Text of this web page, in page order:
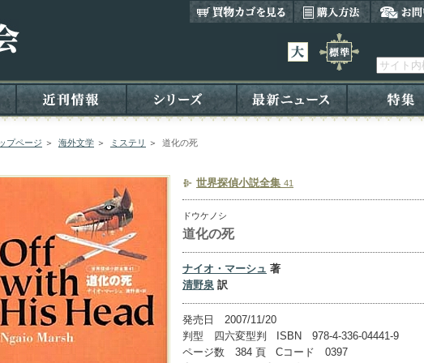
プページ ＞ 海外文学 ＞ ミステリ ＞ 道化の死
世界探偵小説全集 41
ドウケノシ
道化の死
ナイオ・マーシュ 著
清野泉 訳
発売日 2007/11/20
判型 四六変型判 ISBN 978-4-336-04441-9
ページ数 384 頁 Cコード 0397